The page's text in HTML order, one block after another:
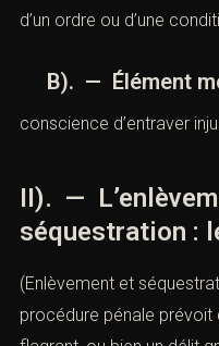
d’un ordre ou d’une
B). — Élément
conscience d’entraver
II). —
séquestration :
(Enlèvement et